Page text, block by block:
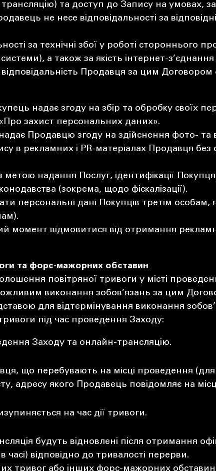
та доступ до Запису на умовах,
не несе відповідальності за
за технічні збої у роботі
а також за якість інтернет-
Продавця за цим
надає згоду на збір та обробку своїх
захист персональних даних».
Продавцю згоду на здійснення фото- та
в рекламних і PR-матеріалах Продавця
метою надання Послуг, ідентифікації
(зокрема, щодо фіскалізації).
персональні дані Покупців третім
момент відмовитися від отримання
та форс-мажорних обставин
повітряної тривоги у місті
виконання зобов’язань за цим
для відтермінування виконання
під час проведення Заходу:
Заходу та онлайн-трансляцію.
що перебувають на місці проведення
адресу якого Продавець повідомляє на
на час дії тривоги.
будуть відновлені після отримання
відповідно до тривалості перерви.
тривог або інших форс-мажорних